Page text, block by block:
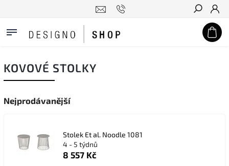
Hledat
KOVOVÉ STOLKY
Nejprodávanější
Stolek Et al. Noodle 1081
4 - 5 týdnů
8 557 Kč